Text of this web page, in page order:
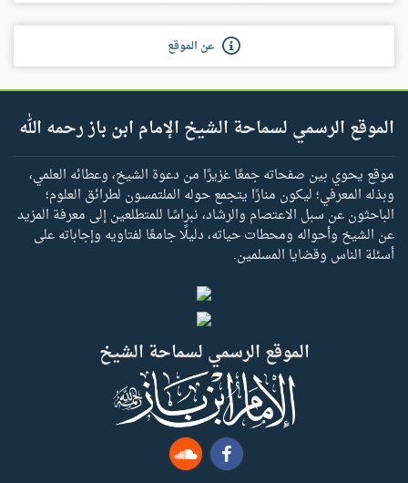
عن الموقع
الموقع الرسمي لسماحة الشيخ الإمام ابن باز رحمه الله
موقع يحوي بين صفحاته جمعًا غزيرًا من دعوة الشيخ، وعطائه العلمي،
وبذله المعرفي؛ ليكون منارًا يتجمع حوله الملتمسون لطرائق العلوم؛
الباحثون عن سبل الاعتصام والرشاد، نبراسًا للمتطلعين إلى معرفة المزيد
عن الشيخ وأحواله ومحطات حياته، دليلًا جامعًا لفتاويه وإجاباته على
أسئلة الناس وقضايا المسلمين.
الموقع الرسمي لسماحة الشيخ